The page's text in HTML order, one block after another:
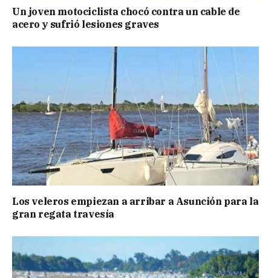
Un joven motociclista chocó contra un cable de
acero y sufrió lesiones graves
Los veleros empiezan a arribar a Asunción para la
gran regata travesía